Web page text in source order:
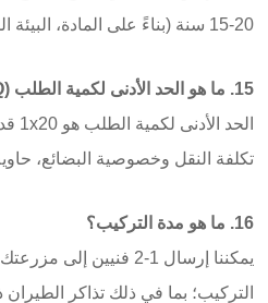
15-20 سنة (بناءً على المادة، البيئة المحلية وصيانة المعدات)
15. ما هو الحد الأدنى لكمية الطلب (MOQ) لقفص البياض؟
تكلفة النقل وخصوصية البضائع،
16. ما هو مدة التركيب؟
يمكننا إرسال 1-2
التركيب؛ بما في ذلك تذاكر الطيران